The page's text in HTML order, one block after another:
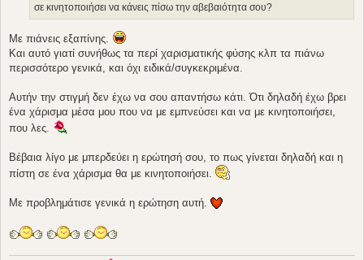
σε κινητοποιήσει να κάνεις πίσω την αβεβαιότητα σου?
Με πιάνεις εξαπίνης.
Και αυτό γιατί συνήθως τα περί χαρισματικής φύσης κλπ τα πιάνω
περισσότερο γενικά, και όχι ειδικά/συγκεκριμένα.
Αυτήν την στιγμή δεν έχω να σου απαντήσω κάτι. Ότι δηλαδή έχω βρει
ένα χάρισμα μέσα μου που να με εμπνεύσει και να με κινητοποιήσει,
που λες.
Βέβαια λίγο με μπερδεύει η ερώτησή σου, το πως γίνεται δηλαδή και η
πίστη σε ένα χάρισμα θα με κινητοποιήσει.
Με προβλημάτισε γενικά η ερώτηση αυτή.